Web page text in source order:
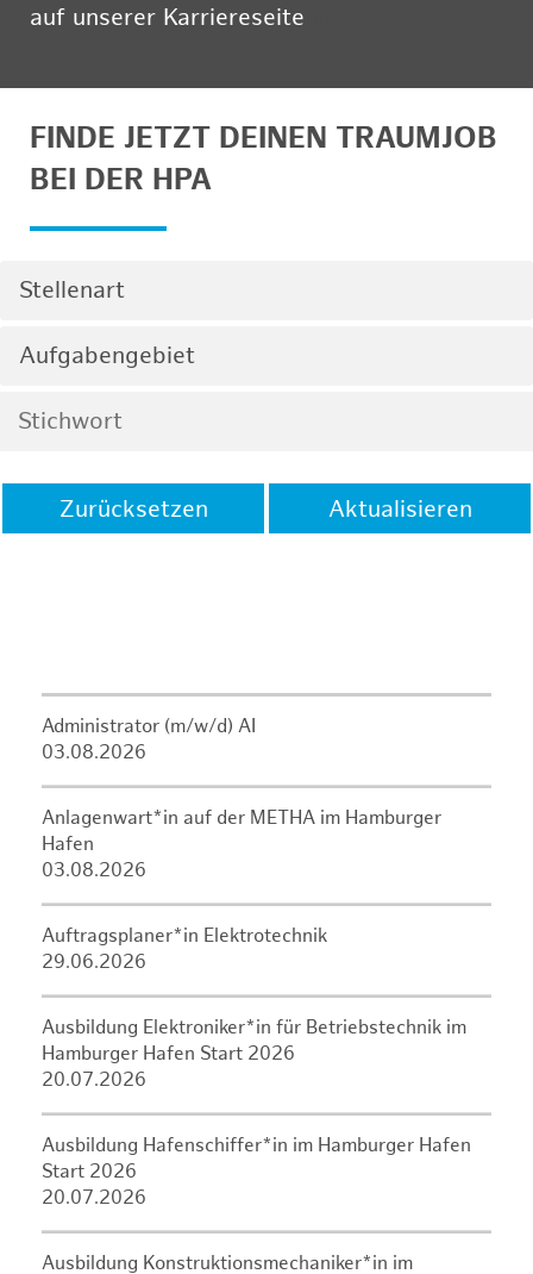
auf unserer Karriereseite
FINDE JETZT DEINEN TRAUMJOB
BEI DER HPA
Stellenart
Aufgabengebiet
Zurücksetzen Aktualisieren
Administrator (m/w/d) AI
03.08.2026
Anlagenwart*in auf der METHA im Hamburger
Hafen
03.08.2026
Auftragsplaner*in Elektrotechnik
29.06.2026
Ausbildung Elektroniker*in für Betriebstechnik im
Hamburger Hafen Start 2026
20.07.2026
Ausbildung Hafenschiffer*in im Hamburger Hafen
Start 2026
20.07.2026
Ausbildung Konstruktionsmechaniker*in im